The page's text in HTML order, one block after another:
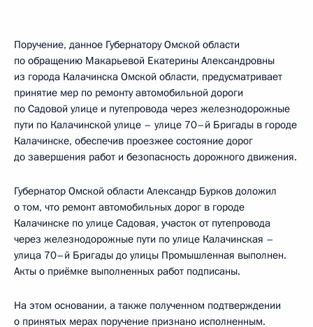
Поручение, данное Губернатору Омской области
по обращению Макарьевой Екатерины Александровны
из города Калачинска Омской области, предусматривает
принятие мер по ремонту автомобильной дороги
по Садовой улице и путепровода через железнодорожные
пути по Калачинской улице – улице 70–й Бригады в городе
Калачинске, обеспечив проезжее состояние дорог
до завершения работ и безопасность дорожного движения.
Губернатор Омской области Александр Бурков доложил
о том, что ремонт автомобильных дорог в городе
Калачинске по улице Садовая, участок от путепровода
через железнодорожные пути по улице Калачинская –
улица 70–й Бригады до улицы Промышленная выполнен.
Акты о приёмке выполненных работ подписаны.
На этом основании, а также полученном подтверждении
о принятых мерах поручение признано исполненным.